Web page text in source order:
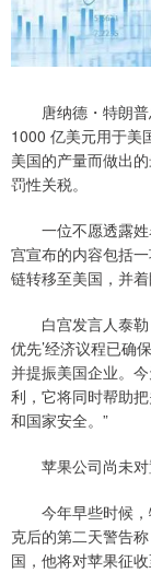
唐纳德・特朗普
1000 亿美元用于美
美国的产量而做出
罚性关税。
一位不愿透露姓
宫宣布的内容包括
链转移至美国，并
白宫发言人泰勒
优先’经济议程已确
并提振美国企业。
利，它将同时帮助
和国家安全。”
苹果公司尚未对
今年早些时候，
克后的第二天警告
国，他将对苹果征收